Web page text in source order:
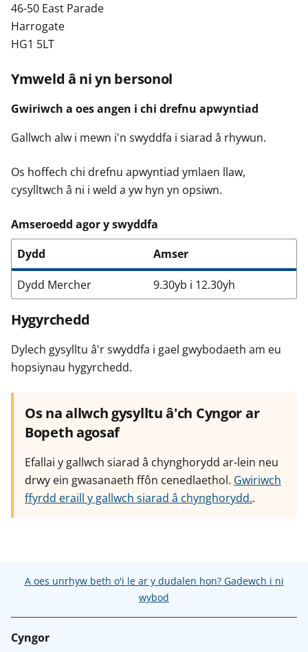
46-50 East Parade
Harrogate
HG1 5LT
Ymweld â ni yn bersonol
Gwiriwch a oes angen i chi drefnu apwyntiad
Gallwch alw i mewn i'n swyddfa i siarad â rhywun.
Os hoffech chi drefnu apwyntiad ymlaen llaw,
cysylltwch â ni i weld a yw hyn yn opsiwn.
Amseroedd agor y swyddfa
Dydd
Amser
Dydd Mercher 9.30yb i 12.30yh
Hygyrchedd
Dylech gysylltu â'r swyddfa i gael gwybodaeth am eu
hopsiynau hygyrchedd.
Os na allwch gysylltu â'ch Cyngor ar
Bopeth agosaf
Efallai y gallwch siarad â chynghorydd ar-lein neu
drwy ein gwasanaeth ffôn cenedlaethol. Gwiriwch
ffyrdd eraill y gallwch siarad â chynghorydd..
A oes unrhyw beth o'i le ar y dudalen hon? Gadewch i ni
wybod
Cyngor